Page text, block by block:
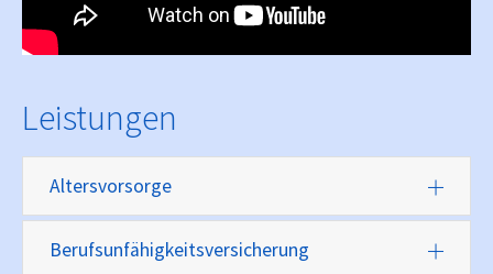
Leistungen
Altersvorsorge
Berufsunfähigkeitsversicherung